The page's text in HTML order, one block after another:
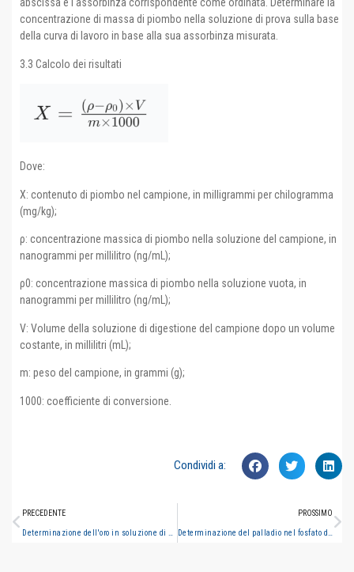
concentrazione di massa di piombo nella soluzione di prova sulla base
della curva di lavoro in base alla sua assorbinza misurata.
3.3 Calcolo dei risultati
Dove:
X: contenuto di piombo nel campione, in milligrammi per chilogramma
(mg/kg);
ρ: concentrazione massica di piombo nella soluzione del campione, in
nanogrammi per millilitro (ng/mL);
ρ0: concentrazione massica di piombo nella soluzione vuota, in
nanogrammi per millilitro (ng/mL);
V: Volume della soluzione di digestione del campione dopo un volume
costante, in millilitri (mL);
m: peso del campione, in grammi (g);
1000: coefficiente di conversione.
Condividi a:
PRECEDENTE PROSSIMO